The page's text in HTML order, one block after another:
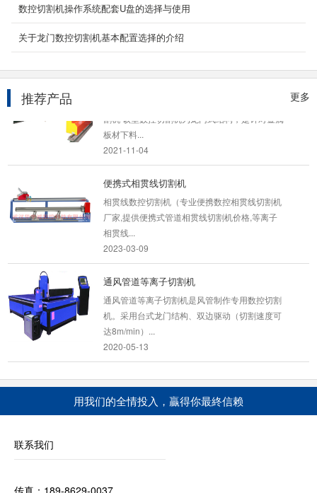
数控切割机操作系统配套U盘的选择与使用
关于龙门数控切割机基本配置选择的介绍
更多
推荐产品
激光切割机主要采用龙门数控控制，双重伺服电
机驱动。配备...
龙门式数控等离子切割机
板材下料...
2021-11-04
便携式相贯线切割机
相贯线数控切割机（专业便携数控相贯线切割机
厂家,提供便携式管道相贯线切割机价格,等离子
相贯线...
2023-03-09
通风管道等离子切割机
通风管道等离子切割机是风管制作专用数控切割
机。采用台式龙门结构、双边驱动（切割速度可
达8m/min）...
2020-05-13
管子相贯线切割机
数控相贯线切割机(又称管子相贯线切割机、管
子切割机、切管器、相贯线切割机)是一种对
用我们的全情投入，贏得你最終信赖
联系我们
传真：189-8629-0037